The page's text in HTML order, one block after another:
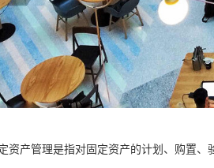
资产管理是指对固定资产的计划、购置